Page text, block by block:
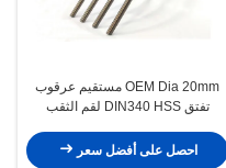
OEM Dia 20mm مستقيم عرقوب
تفتق DIN340 HSS لقم الثقب
احصل على أفضل سعر